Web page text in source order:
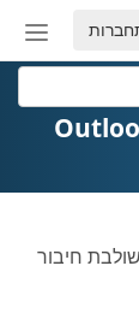
מצב
חיבור